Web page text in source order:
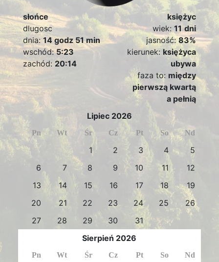
słońce
dlugosc
dnia:14 godz 51 min
wschód:5:23
zachód: 20:14
księżyc
wiek: 11 dni
jasność:83%
kierunek: księżyca
ubywa
faza to: między
pierwszą kwartą
a pełnią
Lipiec 2026
Pn Wt Śr Cz Pt So Nd
1 2 3 4
5
6
7 8 9 10 11
12
13
14 15 16 17 18
19
20
21 22 23 24 25
26
27
28 29 30
31
Sierpień 2026
Pn Wt Śr Cz Pt So Nd